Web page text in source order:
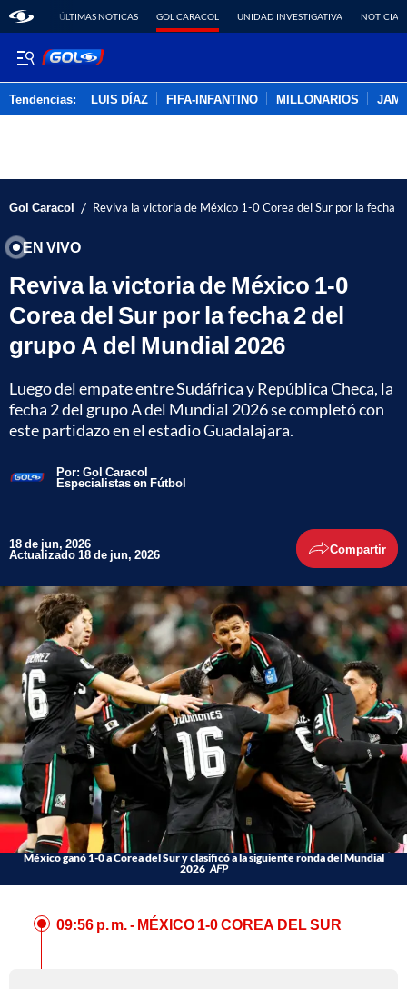
ÚLTIMAS NOTICAS GOL CARACOL UNIDAD INVESTIGATIVA NOTICIAS
Tendencias: LUIS DÍAZ FIFA-INFANTINO MILLONARIOS
Gol Caracol / Reviva la victoria de México 1-0 Corea del Sur por la fecha
EN VIVO
Reviva la victoria de México 1-0
Corea del Sur por la fecha 2 del
grupo A del Mundial 2026
Luego del empate entre Sudáfrica y República Checa, la
fecha 2 del grupo A del Mundial 2026 se completó con
este partidazo en el estadio Guadalajara.
Por: Gol Caracol
Especialistas en Fútbol
18 de jun, 2026
Actualizado 18 de jun, 2026 Compartir
México ganó 1-0 a Corea del Sur y clasificó a la siguiente ronda del Mundial
2026 AFP
09:56 p. m. - MÉXICO 1-0 COREA DEL SUR